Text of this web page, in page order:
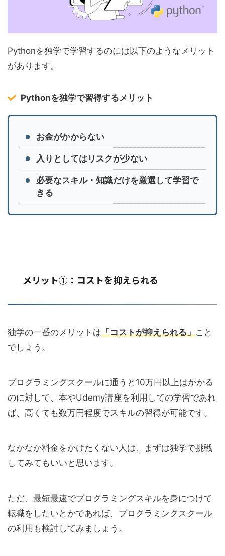
Pythonを独学で学習するのには以下のようなメリット
があります。
Pythonを独学で習得するメリット
お金がかからない
入りとしてはリスクが少ない
必要なスキル・知識だけを厳選して学習で
きる
メリット①：コストを抑えられる
独学の一番のメリットは「コストが抑えられる」こと
でしょう。
プログラミングスクールに通うと10万円以上はかかる
のに対して、本やUdemy講座を利用しての学習であれ
ば、高くても数万円程度でスキルの習得が可能です。
なかなか料金をかけたくない人は、まずは独学で挑戦
してみてもいいと思います。
ただ、最短最速でプログラミングスキルを身につけて
転職をしたいとかであれば、プログラミングスクール
の利用も検討してみましょう。